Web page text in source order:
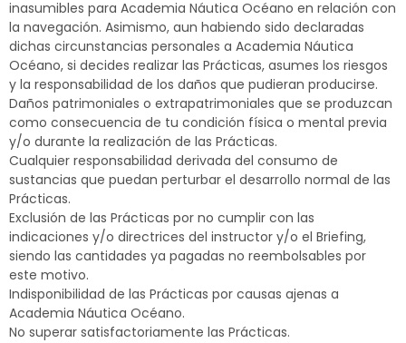
inasumibles para Academia Náutica Océano en relación con
la navegación. Asimismo, aun habiendo sido declaradas
dichas circunstancias personales a Academia Náutica
Océano, si decides realizar las Prácticas, asumes los riesgos
y la responsabilidad de los daños que pudieran producirse.
Daños patrimoniales o extrapatrimoniales que se produzcan
como consecuencia de tu condición física o mental previa
y/o durante la realización de las Prácticas.
Cualquier responsabilidad derivada del consumo de
sustancias que puedan perturbar el desarrollo normal de las
Prácticas.
Exclusión de las Prácticas por no cumplir con las
indicaciones y/o directrices del instructor y/o el Briefing,
siendo las cantidades ya pagadas no reembolsables por
este motivo.
Indisponibilidad de las Prácticas por causas ajenas a
Academia Náutica Océano.
No superar satisfactoriamente las Prácticas.